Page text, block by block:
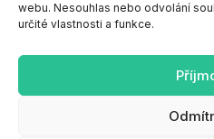
webu. Nesouhlas nebo odvolání
určité vlastnosti a funkce.
Telefonická podpora e-shopu je
dostupná vždy do 14:00.